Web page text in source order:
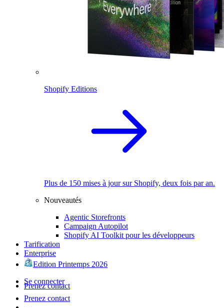
Shopify Editions
Plus de 150 mises à jour sur Shopify, deux fois par an.
Nouveautés
Agentic Storefronts
Campaign Autopilot
Shopify AI Toolkit pour les développeurs
Tarification
Enterprise
Edition Printemps 2026
Se connecter
Prenez contact
Prenez contact